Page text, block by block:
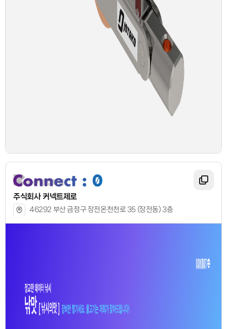
주식회사 커넥트제로
46292 부산 금정구 장전온천천로 35 (장전동) 3층